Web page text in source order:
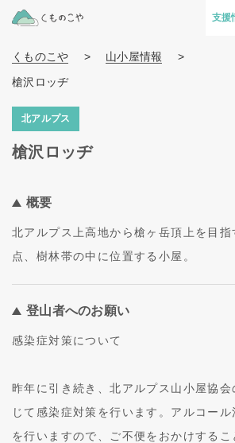
支援
くものこや > 山小屋情報
>
槍沢ロッヂ
北アルプス
槍沢ロッヂ
概要
北アルプス上高地から槍ヶ岳頂上を目
点、樹林帯の中に位置する小屋。
登山者へのお願い
感染症対策について
昨年に引き続き、北アルプス山小屋協
じて感染症対策を行います。アルコー
を行いますので、ご不便をおかけするこ